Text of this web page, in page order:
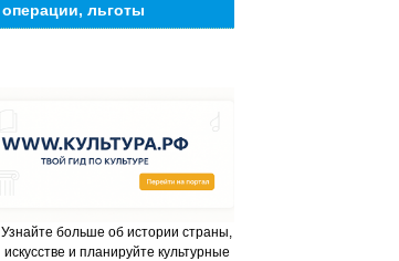
операции, льготы
Узнайте больше об истории страны,
искусстве и планируйте культурные